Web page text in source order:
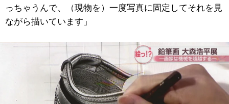
っちゃうんで、（現物を）一度写真に固定してそれを見
ながら描いています」